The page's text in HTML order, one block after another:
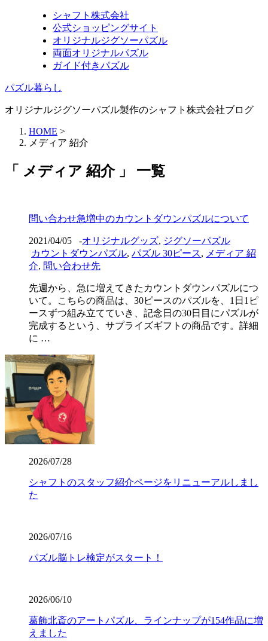
シャフト株式会社
公式ショッピングサイト
オリジナルジグソーパズル
両面オリジナルパズル
ガイド付きパズル
パズル暮らし
オリジナルジグソーパズル製作のシャフト株式会社ブログ
HOME >
メディア 紹介
「 メディア 紹介 」 一覧
問い合わせ急増中のカウントダウンパズルについて
2021/04/05 -オリジナルグッズ, ジグソーパズル
カウントダウンパズル, パズル 30ピース, メディア 紹
介, 問い合わせ先
先週から、急に増えてきたカウントダウンパズルにつ
いて。こちらの商品は、30ピースのパズルを、1日1ピ
ースずつ組み立てていき、記念日の30日目にパズルが
完成するという、サプライズギフトの商品です。詳細
に …
2026/07/28
シャフトのスタッフ紹介ページをリニューアルしまし
た
2026/07/16
パズル脳トレ検定がスタート！
2026/06/10
葛飾北斎のアートパズル、ラインナップが154作品に増
えました